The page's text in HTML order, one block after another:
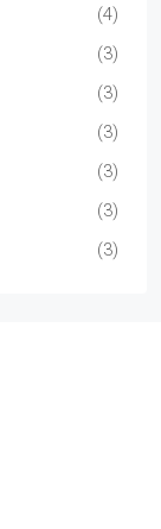
(4)
(3)
(3)
(3)
(3)
(3)
(3)